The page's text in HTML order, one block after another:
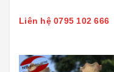
Liên hệ 0795 102 666